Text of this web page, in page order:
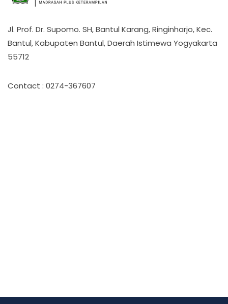
Jl. Prof. Dr. Supomo. SH, Bantul Karang, Ringinharjo, Kec.
Bantul, Kabupaten Bantul, Daerah Istimewa Yogyakarta
55712
Contact : 0274-367607